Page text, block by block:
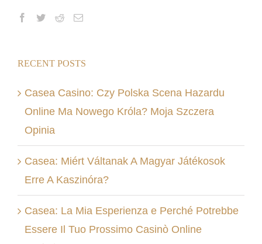
RECENT POSTS
Casea Casino: Czy Polska Scena Hazardu
Online Ma Nowego Króla? Moja Szczera
Opinia
Casea: Miért Váltanak A Magyar Játékosok
Erre A Kaszinóra?
Casea: La Mia Esperienza e Perché Potrebbe
Essere Il Tuo Prossimo Casinò Online